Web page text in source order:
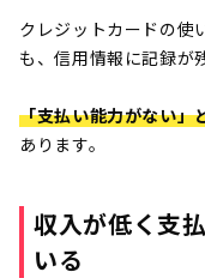
クレジットカードの使
も、信用情報に記録が
「支払い能力がない」
あります。
収入が低く支
いる